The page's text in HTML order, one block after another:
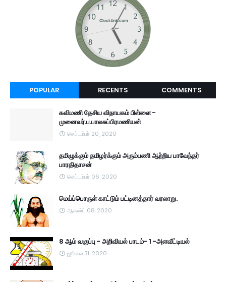
POPULAR RECENTS COMMENTS
கவிமணி தேசிய விநாயகம் பிள்ளை -
முனைவர்.ப.பாலசுப்பிரமணியன்
செப்டம்பர் 20, 2020
தமிழுக்கும் தமிழர்க்கும் அரும்பணி ஆற்றிய பாவேந்தர்
பாரதிதாசன்
செப்டம்பர் 06, 2020
மெய்ப்பொருள் காட்டும் பட்டினத்தார் வரலாறு.
ஆகஸ்ட் 08, 2020
8 ஆம் வகுப்பு - அறிவியல் பாடம்- 1 -அளவீட்டியல்
ஜூலை 31, 2020